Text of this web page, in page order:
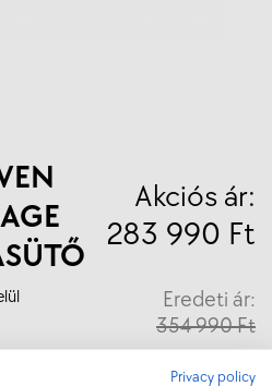
Akciós ár:
283 990 Ft
Eredeti ár:
354 990 Ft
Privacy policy